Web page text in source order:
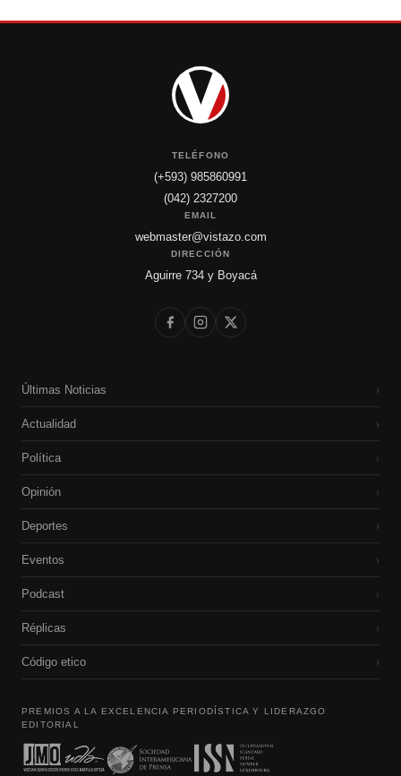
TELÉFONO
(+593) 985860991
(042) 2327200
EMAIL
webmaster@vistazo.com
DIRECCIÓN
Aguirre 734 y Boyacá
Últimas Noticias ›
Actualidad ›
Política ›
Opinión ›
Deportes ›
Eventos ›
Podcast ›
Réplicas ›
Código etico ›
PREMIOS A LA EXCELENCIA PERIODÍSTICA Y LIDERAZGO
EDITORIAL